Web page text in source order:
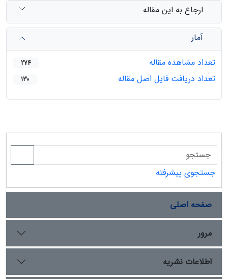
ارجاع به این مقاله
آمار
تعداد مشاهده مقاله
274
تعداد دریافت فایل اصل مقاله 130
جستجوی پیشرفته
صفحه اصلی
مرور
اطلاعات نشریه